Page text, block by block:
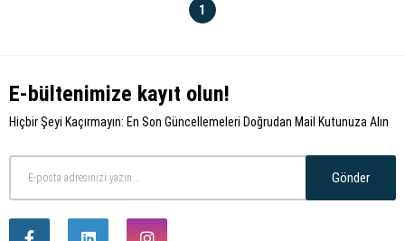
1
E-bültenimize kayıt olun!
Hiçbir Şeyi Kaçırmayın: En Son Güncellemeleri Doğrudan Mail Kutunuza Alın
Gönder